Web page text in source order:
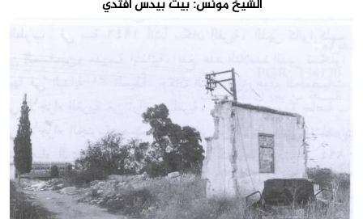
الشيخ مونس: بيت بيدس افتدي